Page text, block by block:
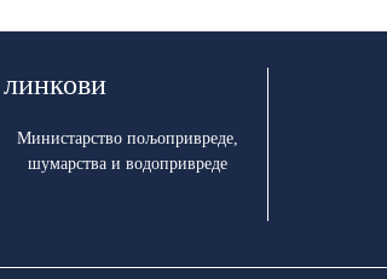
Министарство пољопривреде,
шумарства и водопривреде